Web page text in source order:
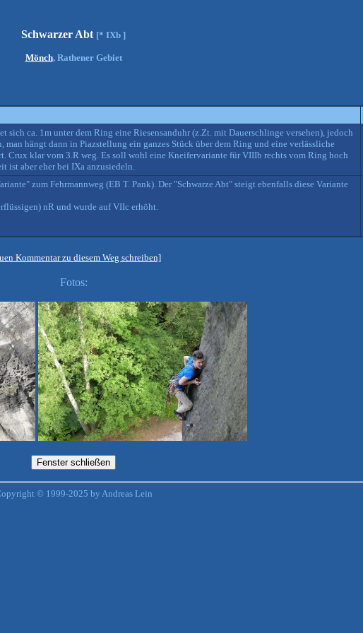
Schwarzer Abt [* IXb ]
Mönch, Rathener Gebiet
ca. 1m unter dem Ring eine Riesensanduhr (z.Zt. mit Dauerschlinge versehen), jedoch
hängt dann in Piazstellung ein ganzes Stück über dem Ring und eine verlässliche
Crux klar vom 3.R weg. Es soll wohl eine Kneifervariante für VIIIb rechts vom Ring hoch
ist aber eher bei IXa anzusiedeln.
zum Fehrmannweg (EB T. Pank). Der "Schwarze Abt" steigt ebenfalls diese Variante
nR und wurde auf VIIc erhöht.
Kommentar zu diesem Weg schreiben]
Fotos:
© 1999-2025 by Andreas Lein